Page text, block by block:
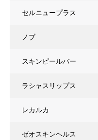
セルニュープラス
ノブ
スキンピールバー
ラシャスリップス
レカルカ
ゼオスキンヘルス